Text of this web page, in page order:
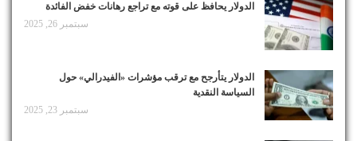
الدولار يحافظ على قوته مع تراجع رهانات خفض الفائدة
سبتمبر 26, 2025
الدولار يتأرجح مع ترقب مؤشرات «الفيدرالي» حول
السياسة النقدية
سبتمبر 23, 2025